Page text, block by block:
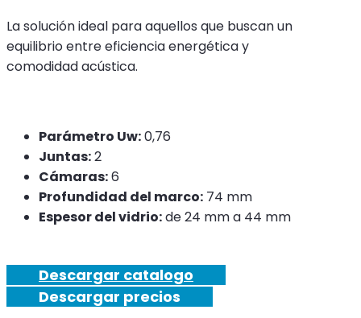
La solución ideal para aquellos que buscan un
equilibrio entre eficiencia energética y
comodidad acústica.
Parámetro Uw:0,76
Juntas:2
Cámaras:6
Profundidad del marco: 74 mm
Espesor del vidrio:de 24 mm a 44 mm
Descargar catalogo
Descargar precios